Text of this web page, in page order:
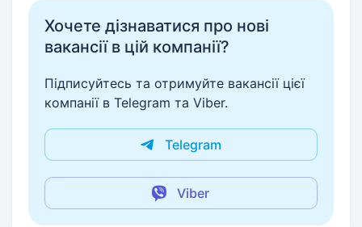
Хочете дізнаватися про нові
вакансії в цій компанії?
Підписуйтесь та отримуйте вакансії цієї
компанії в Telegram та Viber.
Telegram
Viber